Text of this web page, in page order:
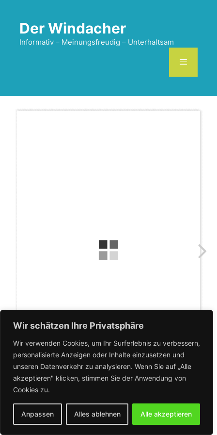
Wir schätzen Ihre Privatsphäre
Wir verwenden Cookies, um Ihr Surferlebnis zu verbessern,
personalisierte Anzeigen oder Inhalte einzusetzen und
unseren Datenverkehr zu analysieren. Wenn Sie auf „Alle
akzeptieren" klicken, stimmen Sie der Anwendung von
Cookies zu.
Anpassen Alles ablehnen Alle akzeptieren
springenDer Windacher
Informativ – Meinungsfreudig – Unterhaltsam